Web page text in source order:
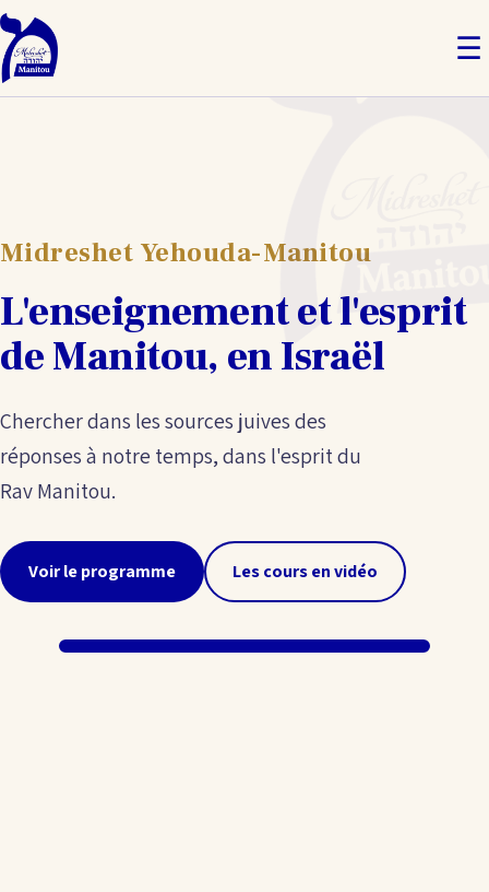
☰
Midreshet Yehouda-Manitou
L'enseignement et l'esprit
de Manitou, en Israël
Chercher dans les sources juives des
réponses à notre temps, dans l'esprit du
Rav Manitou.
Voir le programme Les cours en vidéo